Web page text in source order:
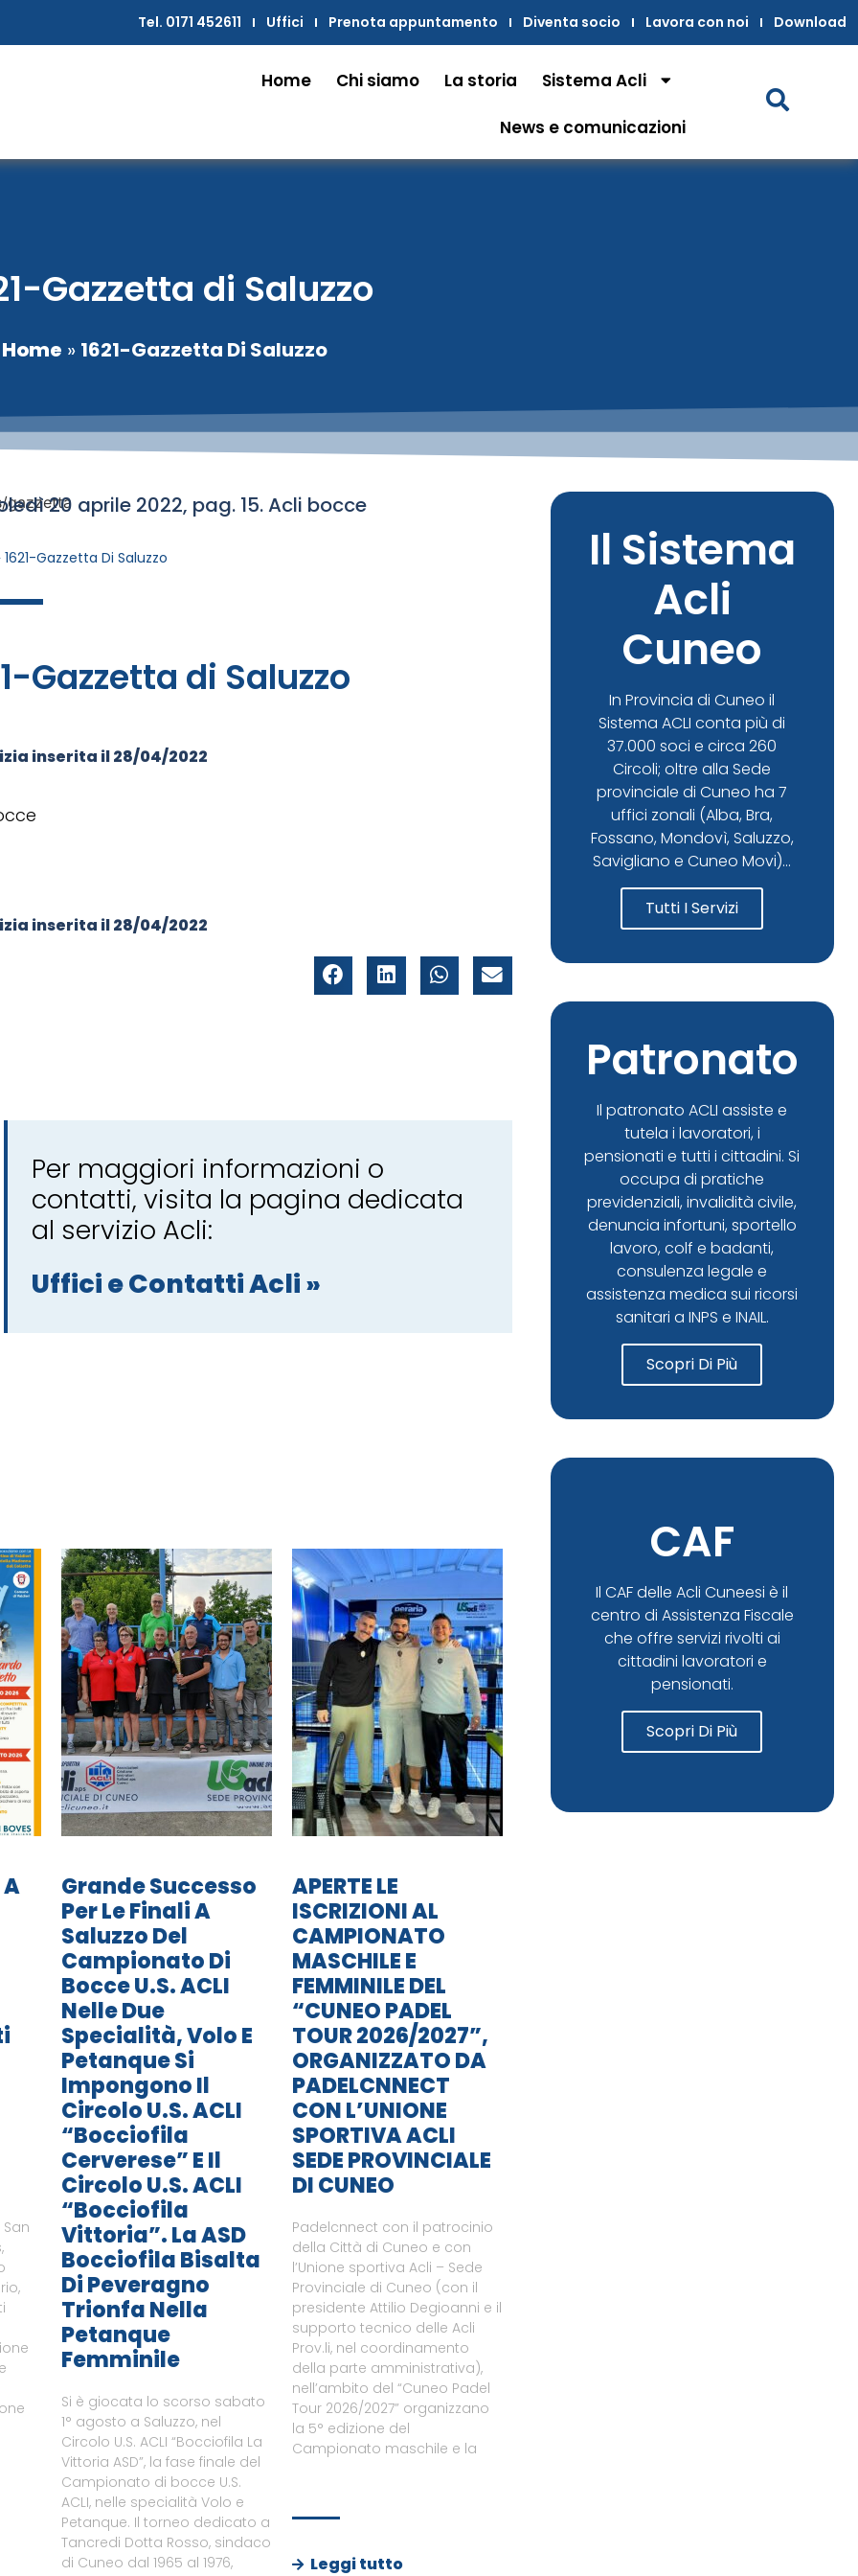
Tel. 0171 452611 Uffici Prenota appuntamento Diventa socio Lavora con noi Download
Home Chi siamo La storia Sistema Acli
News e comunicazioni
Gazzetta di Saluzzo
Home » 1621-Gazzetta Di Saluzzo
gazzetta20 aprile 2022, pag. 15. Acli bocce
1621-Gazzetta Di Saluzzo
Gazzetta di Saluzzo
inserita il28/04/2022
inserita il28/04/2022
Per maggiori informazioni o
contatti, visita la pagina dedicata
al servizio Acli:
Uffici e Contatti Acli »
Grande Successo
Per Le Finali A
Saluzzo Del
Campionato Di
Bocce U.S. ACLI
Nelle Due
Specialità, Volo E
Petanque Si
Impongono Il
Circolo U.S. ACLI
“Bocciofila
Cerverese” E Il
Circolo U.S. ACLI
“Bocciofila
Vittoria”. La ASD
Bocciofila Bisalta
Di Peveragno
Trionfa Nella
Petanque
Femminile
Si è giocata lo scorso sabato
1° agosto a Saluzzo, nel
Circolo U.S. ACLI “Bocciofila La
Vittoria ASD”, la fase finale del
Campionato di bocce U.S.
ACLI, nelle specialità Volo e
Petanque. Il torneo dedicato a
Tancredi Dotta Rosso, sindaco
di Cuneo dal 1965 al 1976,
APERTE LE
ISCRIZIONI AL
CAMPIONATO
MASCHILE E
FEMMINILE DEL
“CUNEO PADEL
TOUR 2026/2027”,
ORGANIZZATO DA
PADELCNNECT
CON L’UNIONE
SPORTIVA ACLI
SEDE PROVINCIALE
DI CUNEO
Padelcnnect con il patrocinio
della Città di Cuneo e con
l’Unione sportiva Acli – Sede
Provinciale di Cuneo (con il
presidente Attilio Degioanni e il
supporto tecnico delle Acli
Prov.li, nel coordinamento
della parte amministrativa),
nell’ambito del “Cuneo Padel
Tour 2026/2027” organizzano
la 5° edizione del
Campionato maschile e la
Leggi tutto
Il Sistema
Acli
Cuneo
In Provincia di Cuneo il
Sistema ACLI conta più di
37.000 soci e circa 260
Circoli; oltre alla Sede
provinciale di Cuneo ha 7
uffici zonali (Alba, Bra,
Fossano, Mondovì, Saluzzo,
Savigliano e Cuneo Movi)...
Tutti I Servizi
Patronato
Il patronato ACLI assiste e
tutela i lavoratori, i
pensionati e tutti i cittadini. Si
occupa di pratiche
previdenziali, invalidità civile,
denuncia infortuni, sportello
lavoro, colf e badanti,
consulenza legale e
assistenza medica sui ricorsi
sanitari a INPS e INAIL.
Scopri Di Più
CAF
Il CAF delle Acli Cuneesi è il
centro di Assistenza Fiscale
che offre servizi rivolti ai
cittadini lavoratori e
pensionati.
Scopri Di Più